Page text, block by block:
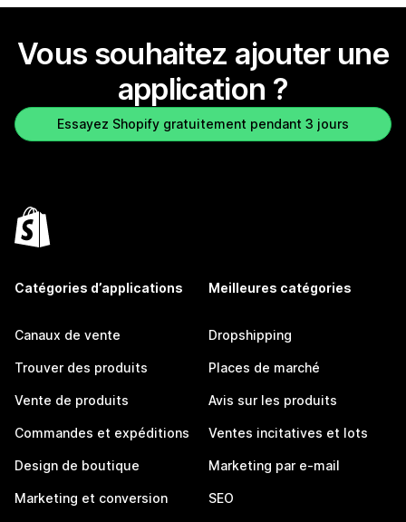
Vous souhaitez ajouter une
application ?
Essayez Shopify gratuitement pendant 3 jours
Catégories d’applications
Canaux de vente
Trouver des produits
Vente de produits
Commandes et expéditions
Design de boutique
Marketing et conversion
Meilleures catégories
Dropshipping
Places de marché
Avis sur les produits
Ventes incitatives et lots
Marketing par e-mail
SEO